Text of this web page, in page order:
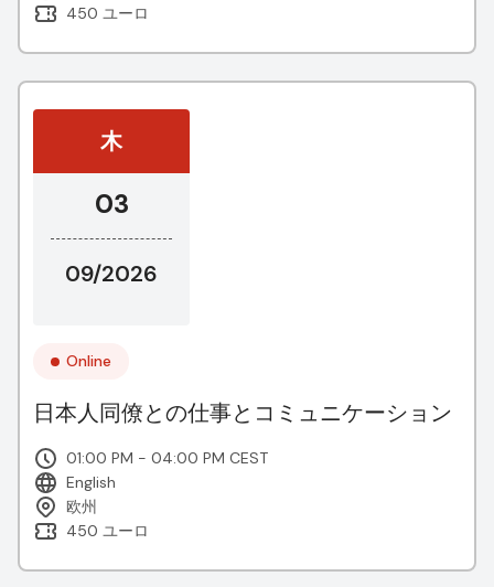
450 ユーロ
木
03
09/2026
Online
日本人同僚との仕事とコミュニケーション
01:00 PM - 04:00 PM CEST
English
欧州
450 ユーロ